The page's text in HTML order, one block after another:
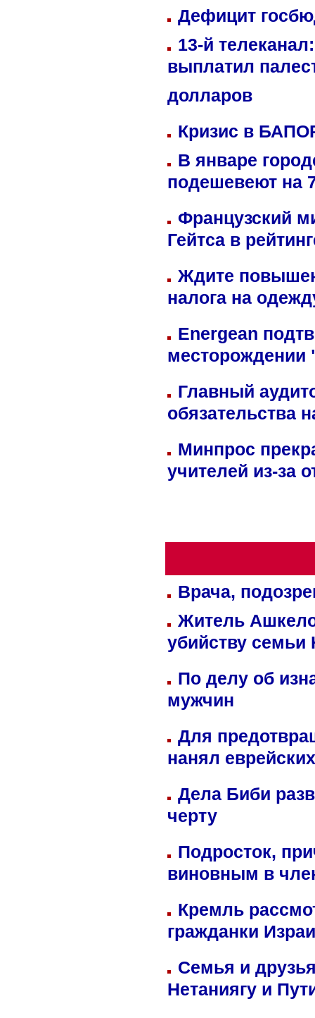
Дефицит
13-й
выплатил
долларов
Кризис в
В январе
подешевеют на
Французский
Гейтса в
Ждите
налога на
Energean
Главный
обязательства
Минпрос
учителей из-за
Врача,
Житель
убийству семьи
По делу об
мужчин
Для
нанял
Дела Биби
черту
Подросток,
виновным в
Кремль
гражданки
Семья и
Нетаниягу и